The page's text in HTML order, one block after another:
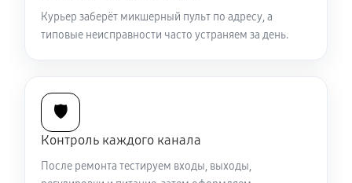
Курьер заберёт микшерный пульт по адресу, а
типовые неисправности часто устраняем за день.
🛡️
Контроль каждого канала
После ремонта тестируем входы, выходы,